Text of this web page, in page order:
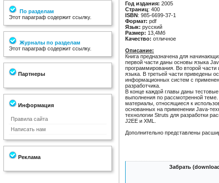
По разделам
Этот параграф содержит ссылку.
Журналы по разделам
Этот параграф содержит ссылку.
Партнеры
Информация
Правила сайта
Написать нам
Реклама
Год издания: 2005
Страниц: 400
ISBN: 985-6699-37-1
Формат: pdf
Язык: русский
Размер: 13,4Мб
Качество: отличное
Описание:
Книга предназначена для
первой части даны основы языка
программирования. Во второй
языка. В третьей части приведены
информационных систем с
разработчика.
В конце каждой главы даны
выполнения по рассмотренной
материалы, относящиеся к
основанных на применении Java-
технологии Struts для разработки
J2EE и XML.
Дополнительно представлены
Забрать